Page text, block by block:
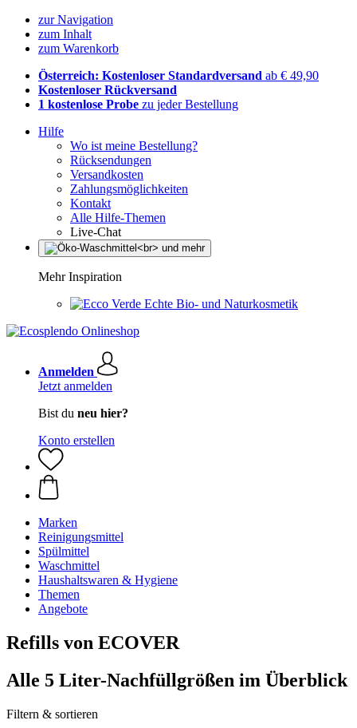
zur Navigation
zum Inhalt
zum Warenkorb
Österreich: Kostenloser Standardversand ab € 49,90
Kostenloser Rückversand
1 kostenlose Probe zu jeder Bestellung
Hilfe
Wo ist meine Bestellung?
Rücksendungen
Versandkosten
Zahlungsmöglichkeiten
Kontakt
Alle Hilfe-Themen
Live-Chat
Mehr Inspiration
Echte Bio- und Naturkosmetik
Anmelden
Jetzt anmelden
Bist du neu hier?
Konto erstellen
Marken
Reinigungsmittel
Spülmittel
Waschmittel
Haushaltswaren & Hygiene
Themen
Angebote
Refills von ECOVER
Alle 5 Liter-Nachfüllgrößen im Überblick
Filtern & sortieren